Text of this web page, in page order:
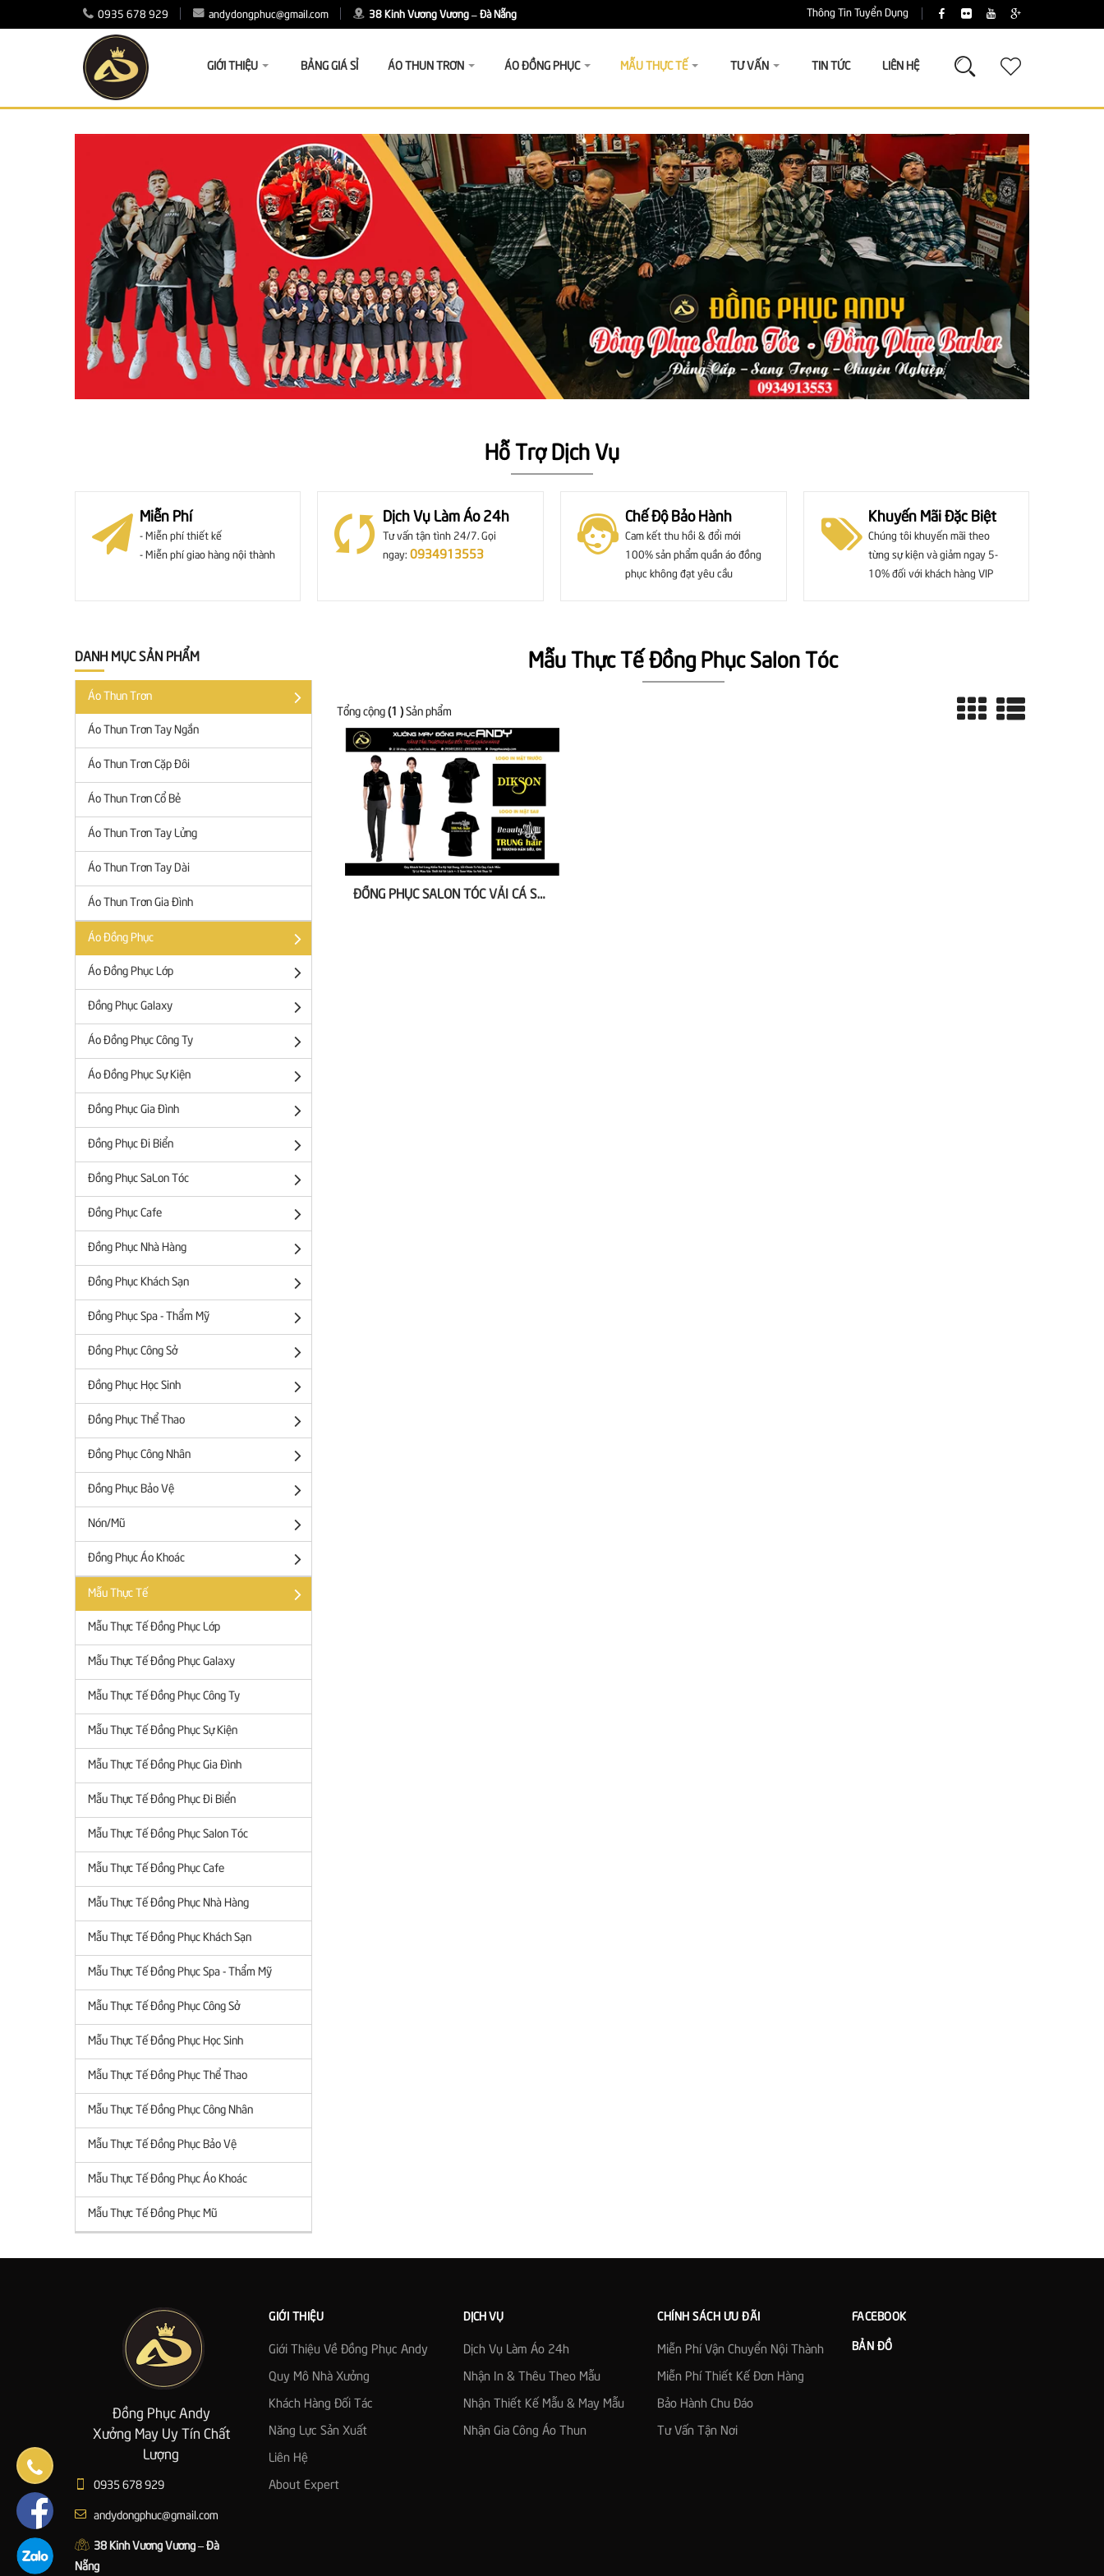
0935 678 929 andydongphuc@gmail.com 38 Kinh Vương Vương – Đà Nẵng Thông Tin Tuyển Dụng
GIỚI THIỆU BẢNG GIÁ SỈ ÁO THUN TRƠN ÁO ĐỒNG PHỤC MẪU THỰC TẾ TƯ VẤN TIN TỨC LIÊN HỆ
Hỗ Trợ Dịch Vụ
Miễn Phí
- Miễn phí thiết kế
- Miễn phí giao hàng nội thành
Dịch Vụ Làm Áo 24h
Tư vấn tận tình 24/7. Gọi
ngay: 0934913553
Chế Độ Bảo Hành
Cam kết thu hồi & đổi mới
100% sản phẩm quần áo đồng
phục không đạt yêu cầu
Khuyến Mãi Đặc Biệt
Chúng tôi khuyến mãi theo
từng sự kiện và giảm ngay 5-
10% đối với khách hàng VIP
DANH MỤC SẢN PHẨM
Áo Thun Trơn
Áo Thun Trơn Tay Ngắn
Áo Thun Trơn Cặp Đôi
Áo Thun Trơn Cổ Bẻ
Áo Thun Trơn Tay Lửng
Áo Thun Trơn Tay Dài
Áo Thun Trơn Gia Đình
Áo Đồng Phục
Áo Đồng Phục Lớp
Đồng Phục Galaxy
Áo Đồng Phục Công Ty
Áo Đồng Phục Sự Kiện
Đồng Phục Gia Đình
Đồng Phục Đi Biển
Đồng Phục SaLon Tóc
Đồng Phục Cafe
Đồng Phục Nhà Hàng
Đồng Phục Khách Sạn
Đồng Phục Spa - Thẩm Mỹ
Đồng Phục Công Sở
Đồng Phục Học Sinh
Đồng Phục Thể Thao
Đồng Phục Công Nhân
Đồng Phục Bảo Vệ
Nón/Mũ
Đồng Phục Áo Khoác
Mẫu Thực Tế
Mẫu Thực Tế Đồng Phục Lớp
Mẫu Thực Tế Đồng Phục Galaxy
Mẫu Thực Tế Đồng Phục Công Ty
Mẫu Thực Tế Đồng Phục Sự Kiện
Mẫu Thực Tế Đồng Phục Gia Đình
Mẫu Thực Tế Đồng Phục Đi Biển
Mẫu Thực Tế Đồng Phục Salon Tóc
Mẫu Thực Tế Đồng Phục Cafe
Mẫu Thực Tế Đồng Phục Nhà Hàng
Mẫu Thực Tế Đồng Phục Khách Sạn
Mẫu Thực Tế Đồng Phục Spa - Thẩm Mỹ
Mẫu Thực Tế Đồng Phục Công Sở
Mẫu Thực Tế Đồng Phục Học Sinh
Mẫu Thực Tế Đồng Phục Thể Thao
Mẫu Thực Tế Đồng Phục Công Nhân
Mẫu Thực Tế Đồng Phục Bảo Vệ
Mẫu Thực Tế Đồng Phục Áo Khoác
Mẫu Thực Tế Đồng Phục Mũ
Mẫu Thực Tế Đồng Phục Salon Tóc
Tổng cộng (1 )Sản phẩm
ĐỒNG PHỤC SALON TÓC VẢI CÁ SẤU POLY DIKSON TRUNG HAIR
Đồng Phục Andy
Xưởng May Uy Tín Chất
Lượng
0935 678 929
andydongphuc@gmail.com
38 Kinh Vương Vương – Đà
Nẵng
GIỚI THIỆU
Giới Thiệu Về Đồng Phục Andy
Quy Mô Nhà Xưởng
Khách Hàng Đối Tác
Năng Lực Sản Xuất
Liên Hệ
About Expert
DỊCH VỤ
Dịch Vụ Làm Áo 24h
Nhận In & Thêu Theo Mẫu
Nhận Thiết Kế Mẫu & May Mẫu
Nhận Gia Công Áo Thun
CHÍNH SÁCH ƯU ĐÃI
Miễn Phí Vận Chuyển Nội Thành
Miễn Phí Thiết Kế Đơn Hàng
Bảo Hành Chu Đáo
Tư Vấn Tận Nơi
FACEBOOK
BẢN ĐỒ